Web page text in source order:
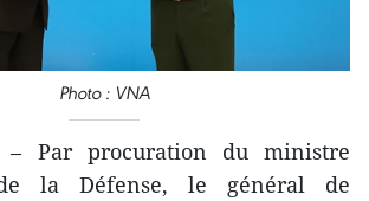
Photo : VNA
– Par procuration du ministre
la Défense, le général de